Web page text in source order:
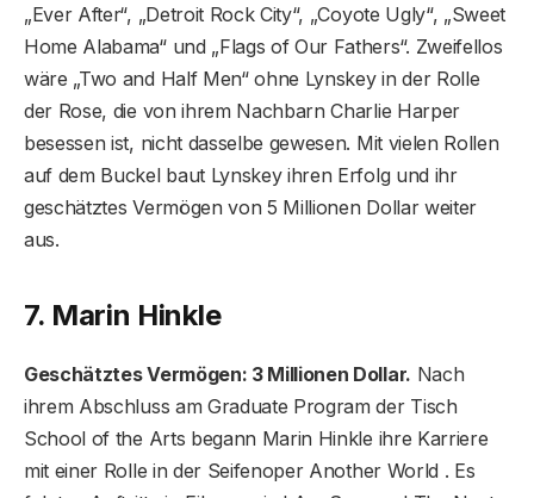
„Ever After“, „Detroit Rock City“, „Coyote Ugly“, „Sweet
Home Alabama“ und „Flags of Our Fathers“. Zweifellos
wäre „Two and Half Men“ ohne Lynskey in der Rolle
der Rose, die von ihrem Nachbarn Charlie Harper
besessen ist, nicht dasselbe gewesen. Mit vielen Rollen
auf dem Buckel baut Lynskey ihren Erfolg und ihr
geschätztes Vermögen von 5 Millionen Dollar weiter
aus.
7. Marin Hinkle
Geschätztes Vermögen: 3 Millionen Dollar. Nach
ihrem Abschluss am Graduate Program der Tisch
School of the Arts begann Marin Hinkle ihre Karriere
mit einer Rolle in der Seifenoper Another World . Es